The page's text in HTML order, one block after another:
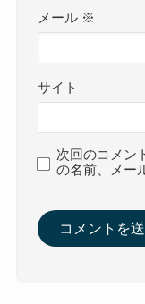
メール ※
サイト
次回のコメン
の名前、メー